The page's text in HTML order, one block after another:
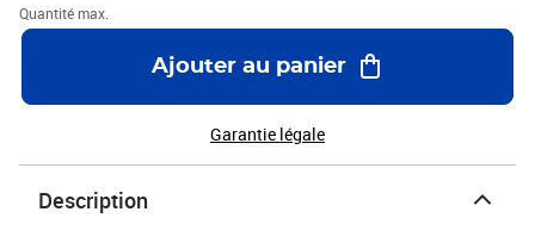
Quantité max.
Ajouter au panier
Garantie légale
Description